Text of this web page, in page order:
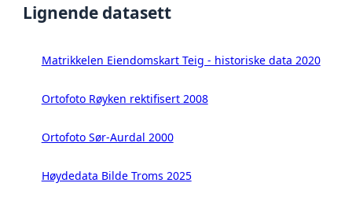
Lignende datasett
Matrikkelen Eiendomskart Teig - historiske data 2020
Ortofoto Røyken rektifisert 2008
Ortofoto Sør-Aurdal 2000
Høydedata Bilde Troms 2025